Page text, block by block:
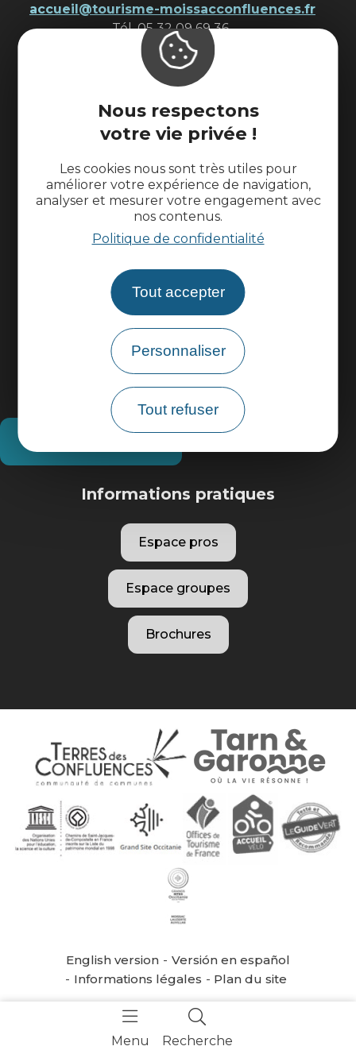
Nous respectons
votre vie privée !
Les cookies nous sont très utiles pour
améliorer votre expérience de navigation,
analyser et mesurer votre engagement avec
nos contenus.
Politique de confidentialité
Tout accepter
Personnaliser
Tout refuser
Menu Recherche
accueil@tourisme-moissacconfluences.fr
Tél. 05 32 09 69 36
Contactez-nous
L'office de tourisme
Suivez-nous
Informations pratiques
Espace pros
Espace groupes
Brochures
English version
Versión en español
Informations légales
Plan du site